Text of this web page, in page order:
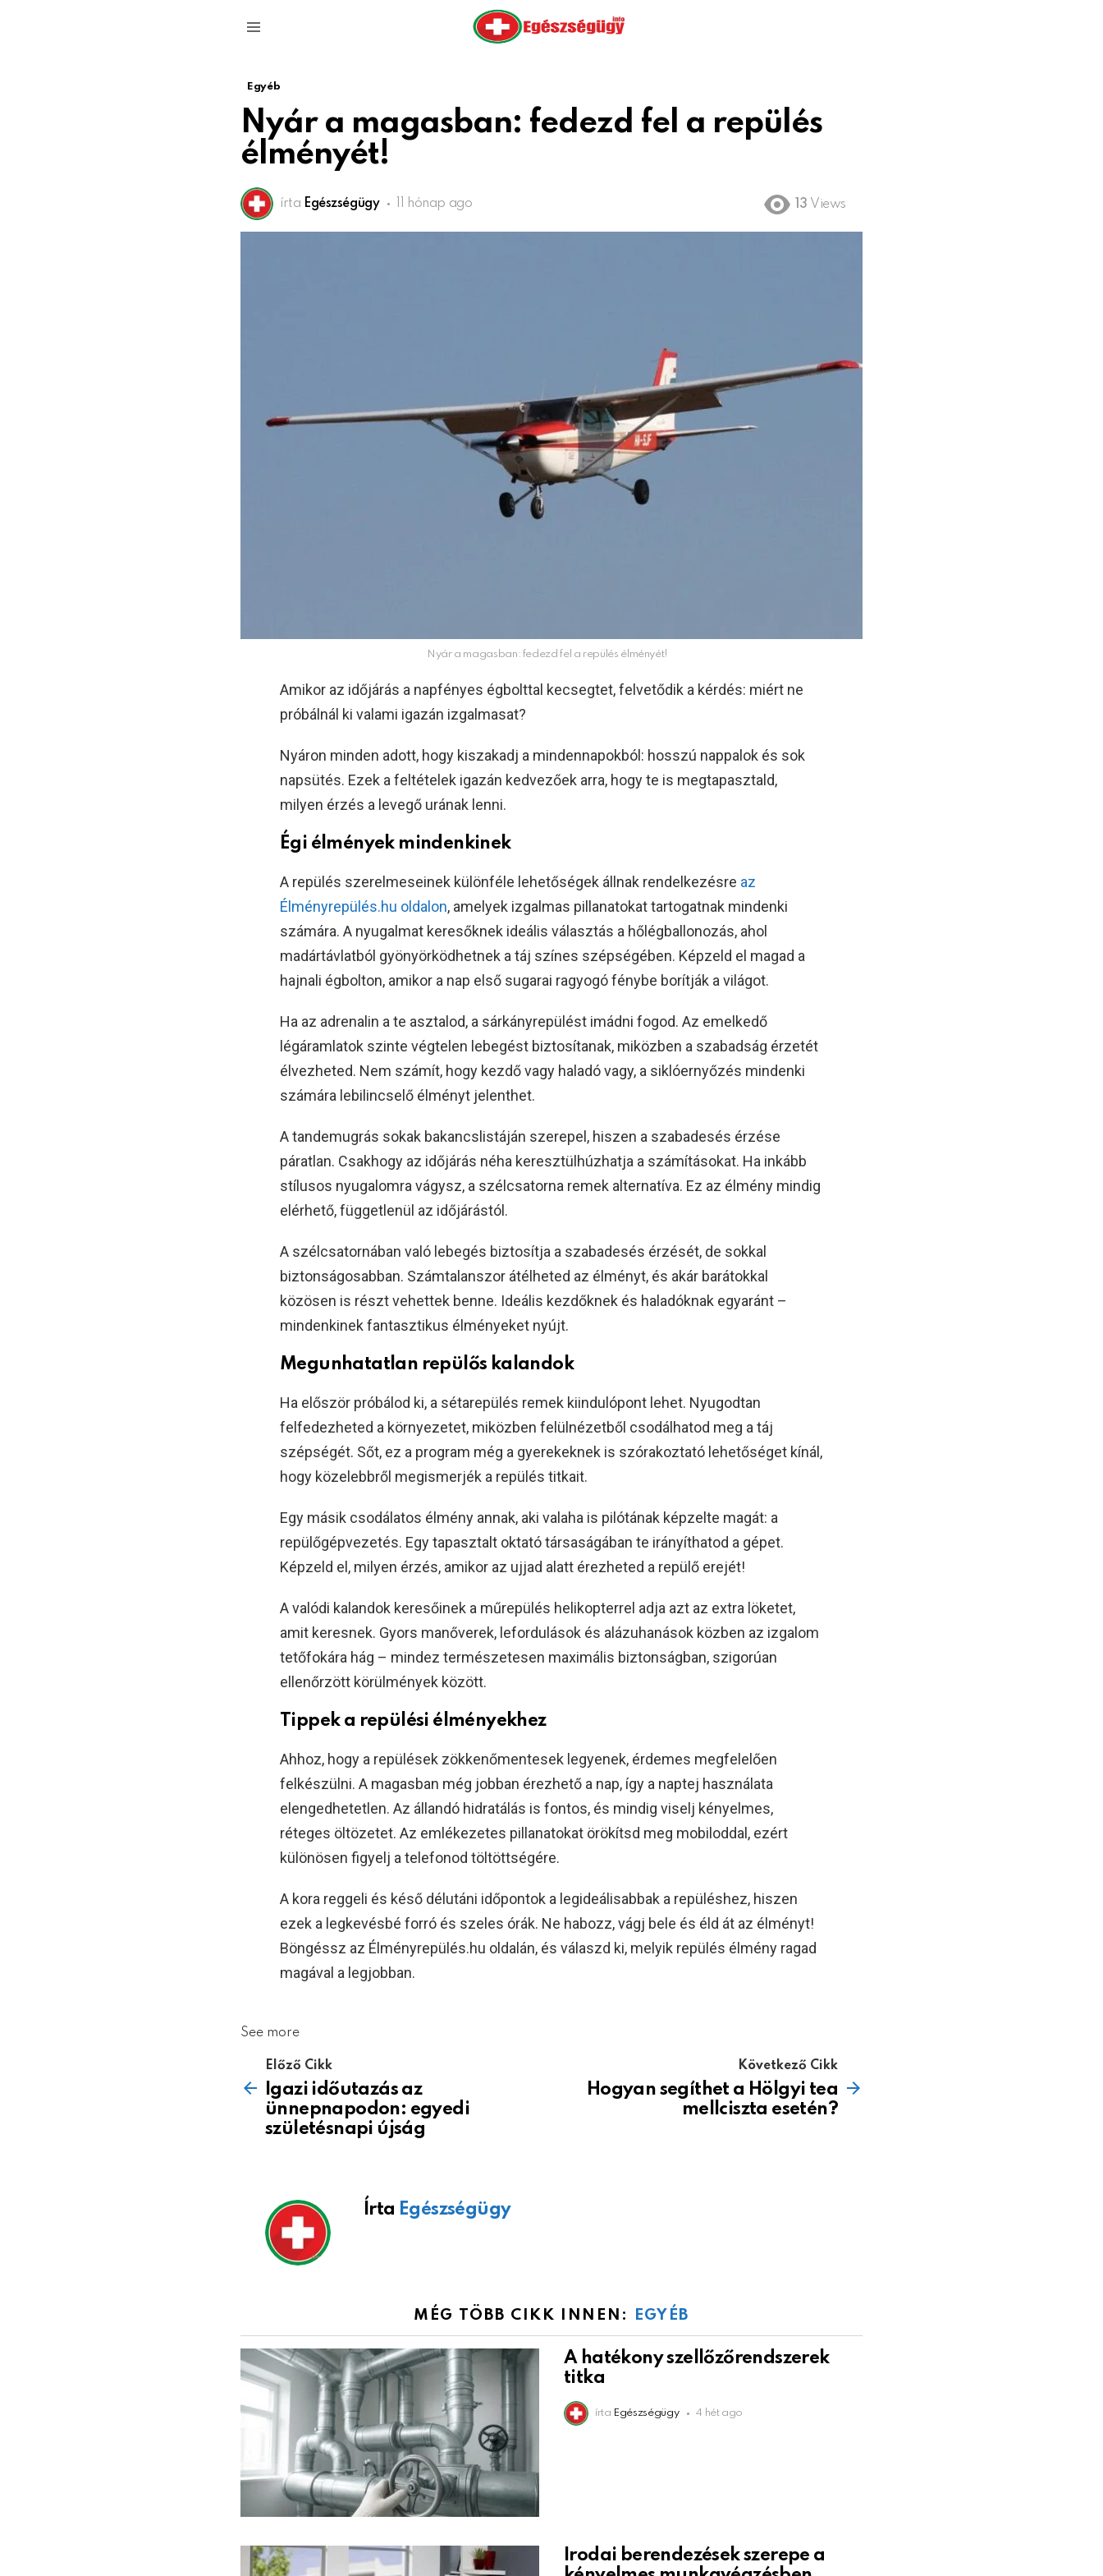
Egyéb
Nyár a magasban: fedezd fel a repülés
élményét!
írta Egészségügy 11 hónap ago 13 Views
Nyár a magasban: fedezd fel a repülés élményét!
Amikor az időjárás a napfényes égbolttal kecsegtet, felvetődik a kérdés: miért ne
próbálnál ki valami igazán izgalmasat?
Nyáron minden adott, hogy kiszakadj a mindennapokból: hosszú nappalok és sok
napsütés. Ezek a feltételek igazán kedvezőek arra, hogy te is megtapasztald,
milyen érzés a levegő urának lenni.
Égi élmények mindenkinek
A repülés szerelmeseinek különféle lehetőségek állnak rendelkezésre az
Élményrepülés.hu oldalon, amelyek izgalmas pillanatokat tartogatnak mindenki
számára. A nyugalmat keresőknek ideális választás a hőlégballonozás, ahol
madártávlatból gyönyörködhetnek a táj színes szépségében. Képzeld el magad a
hajnali égbolton, amikor a nap első sugarai ragyogó fénybe borítják a világot.
Ha az adrenalin a te asztalod, a sárkányrepülést imádni fogod. Az emelkedő
légáramlatok szinte végtelen lebegést biztosítanak, miközben a szabadság érzetét
élvezheted. Nem számít, hogy kezdő vagy haladó vagy, a siklóernyőzés mindenki
számára lebilincselő élményt jelenthet.
A tandemugrás sokak bakancslistáján szerepel, hiszen a szabadesés érzése
páratlan. Csakhogy az időjárás néha keresztülhúzhatja a számításokat. Ha inkább
stílusos nyugalomra vágysz, a szélcsatorna remek alternatíva. Ez az élmény mindig
elérhető, függetlenül az időjárástól.
A szélcsatornában való lebegés biztosítja a szabadesés érzését, de sokkal
biztonságosabban. Számtalanszor átélheted az élményt, és akár barátokkal
közösen is részt vehettek benne. Ideális kezdőknek és haladóknak egyaránt –
mindenkinek fantasztikus élményeket nyújt.
Megunhatatlan repülős kalandok
Ha először próbálod ki, a sétarepülés remek kiindulópont lehet. Nyugodtan
felfedezheted a környezetet, miközben felülnézetből csodálhatod meg a táj
szépségét. Sőt, ez a program még a gyerekeknek is szórakoztató lehetőséget kínál,
hogy közelebbről megismerjék a repülés titkait.
Egy másik csodálatos élmény annak, aki valaha is pilótának képzelte magát: a
repülőgépvezetés. Egy tapasztalt oktató társaságában te irányíthatod a gépet.
Képzeld el, milyen érzés, amikor az ujjad alatt érezheted a repülő erejét!
A valódi kalandok keresőinek a műrepülés helikopterrel adja azt az extra löketet,
amit keresnek. Gyors manőverek, lefordulások és alázuhanások közben az izgalom
tetőfokára hág – mindez természetesen maximális biztonságban, szigorúan
ellenőrzött körülmények között.
Tippek a repülési élményekhez
Ahhoz, hogy a repülések zökkenőmentesek legyenek, érdemes megfelelően
felkészülni. A magasban még jobban érezhető a nap, így a naptej használata
elengedhetetlen. Az állandó hidratálás is fontos, és mindig viselj kényelmes,
réteges öltözetet. Az emlékezetes pillanatokat örökítsd meg mobiloddal, ezért
különösen figyelj a telefonod töltöttségére.
A kora reggeli és késő délutáni időpontok a legideálisabbak a repüléshez, hiszen
ezek a legkevésbé forró és szeles órák. Ne habozz, vágj bele és éld át az élményt!
Böngéssz az Élményrepülés.hu oldalán, és válaszd ki, melyik repülés élmény ragad
magával a legjobban.
See more
Előző Cikk
Igazi időutazás az
ünnepnapodon: egyedi
születésnapi újság
Következő Cikk
Hogyan segíthet a Hölgyi tea
mellciszta esetén?
Írta Egészségügy
MÉG TÖBB CIKK INNEN: EGYÉB
A hatékony szellőzőrendszerek
titka
írta Egészségügy 4 hét ago
Irodai berendezések szerepe a